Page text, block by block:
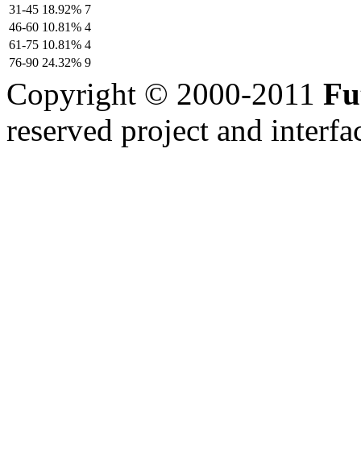
31-45 18.92% 7
46-60 10.81% 4
61-75 10.81% 4
76-90 24.32% 9
Copyright © 2000-2011
reserved project and